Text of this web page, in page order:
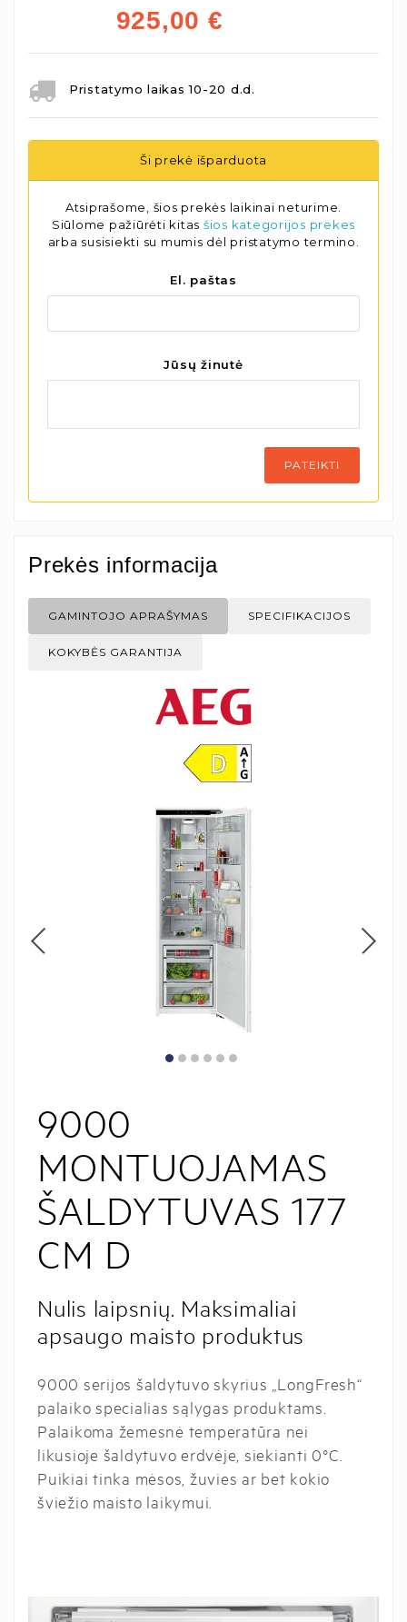
925,00 €
Pristatymo laikas 10-20 d.d.
Ši prekė išparduota
Atsiprašome, šios prekės laikinai neturime.
Siūlome pažiūrėti kitas šios kategorijos prekes
arba susisiekti su mumis dėl pristatymo termino.
El. paštas
Jūsų žinutė
PATEIKTI
Prekės informacija
GAMINTOJO APRAŠYMAS SPECIFIKACIJOS
KOKYBĖS GARANTIJA
9000
MONTUOJAMAS
ŠALDYTUVAS 177
CM D
Nulis laipsnių. Maksimaliai
apsaugo maisto produktus
9000 serijos šaldytuvo skyrius „LongFresh“
palaiko specialias sąlygas produktams.
Palaikoma žemesnė temperatūra nei
likusioje šaldytuvo erdvėje, siekianti 0°C.
Puikiai tinka mėsos, žuvies ar bet kokio
šviežio maisto laikymui.